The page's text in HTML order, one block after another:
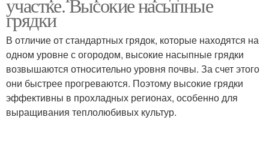
грядки
В отличие от стандартных грядок, которые находятся на
одном уровне с огородом, высокие насыпные грядки
возвышаются относительно уровня почвы. За счет этого
они быстрее прогреваются. Поэтому высокие грядки
эффективны в прохладных регионах, особенно для
выращивания теплолюбивых культур.